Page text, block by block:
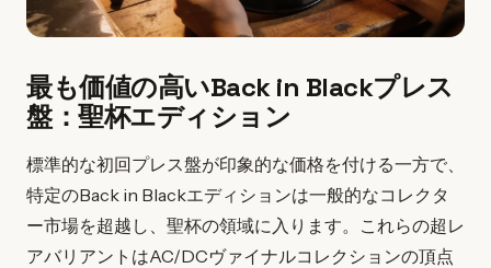
最も価値の高いBack in Blackプレス
盤：聖杯エディション
標準的な初回プレス盤が印象的な価格を付ける一方で、
特定のBack in Blackエディションは一般的なコレクタ
ー市場を超越し、聖杯の領域に入ります。これらの超レ
アバリアントはAC/DCヴァイナルコレクションの頂点